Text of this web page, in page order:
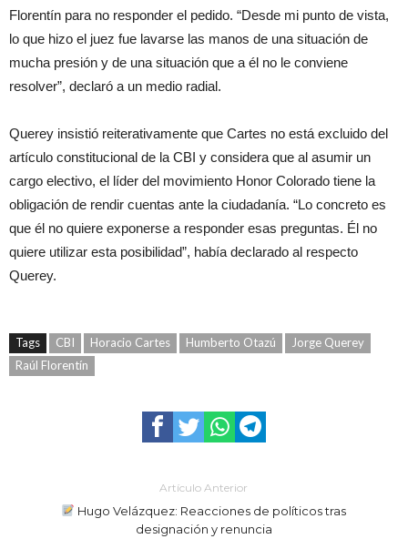
Florentín para no responder el pedido. “Desde mi punto de vista,
lo que hizo el juez fue lavarse las manos de una situación de
mucha presión y de una situación que a él no le conviene
resolver”, declaró a un medio radial.
Querey insistió reiterativamente que Cartes no está excluido del
artículo constitucional de la CBI y considera que al asumir un
cargo electivo, el líder del movimiento Honor Colorado tiene la
obligación de rendir cuentas ante la ciudadanía. “Lo concreto es
que él no quiere exponerse a responder esas preguntas. Él no
quiere utilizar esta posibilidad”, había declarado al respecto
Querey.
Tags CBI Horacio Cartes Humberto Otazú
Jorge Querey
Raúl Florentín
Artículo Anterior
Hugo Velázquez: Reacciones de políticos tras
designación y renuncia